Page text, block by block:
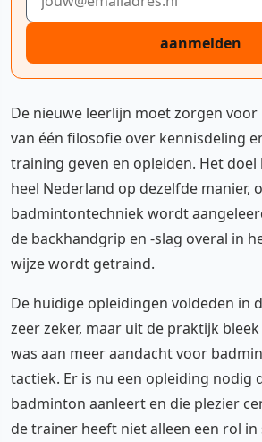
aanmelden
De nieuwe leerlijn moet zorgen
van één filosofie over kennisdeling
training geven en opleiden. Het doel
heel Nederland op dezelfde manier,
badmintontechniek wordt
de backhandgrip en -slag overal in
wijze wordt getraind.
De huidige opleidingen voldeden in
zeer zeker, maar uit de praktijk
was aan meer aandacht voor
tactiek. Er is nu een opleiding nodig
badminton aanleert en die plezier
de trainer heeft niet alleen een rol